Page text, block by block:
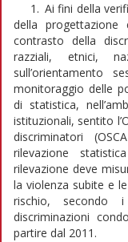
1. Ai fini della
della
contrasto della
razziali, etnici,
sull’orientamento
monitoraggio delle
di statistica,
istituzionali, sentito
discriminatori
rilevazione
rilevazione deve
la violenza subite e
rischio, secondo i
discriminazioni
partire dal 2011.